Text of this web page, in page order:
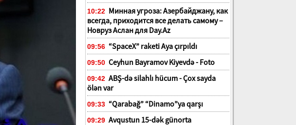
10:22 Минная угроза: Азербайджану, как
всегда, приходится все делать самому –
Новруз Аслан для Day.Az
09:56 “SpaceX” raketi Aya çırpıldı
09:50 Ceyhun Bayramov Kiyevdə - Foto
09:42 ABŞ-də silahlı hücum - Çox sayda
ölən var
09:33 “Qarabağ” “Dinamo”ya qarşı
09:29 Avqustun 15-dək günorta